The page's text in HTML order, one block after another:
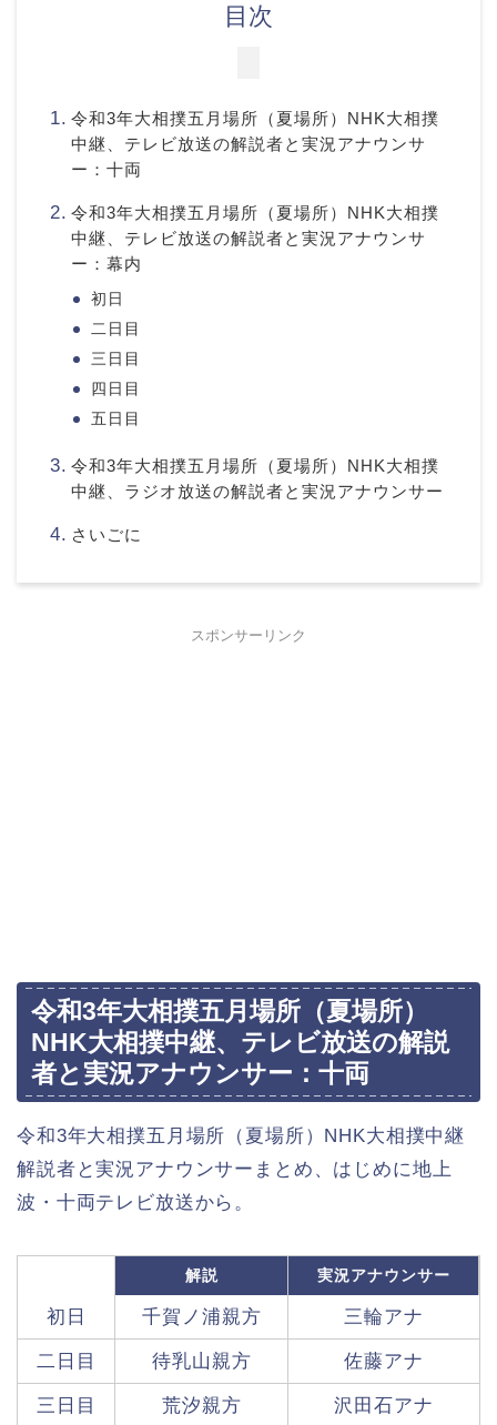
目次
令和3年大相撲五月場所（夏場所）NHK大相撲
中継、テレビ放送の解説者と実況アナウンサ
ー：十両
令和3年大相撲五月場所（夏場所）NHK大相撲
中継、テレビ放送の解説者と実況アナウンサ
ー：幕内
初日
二日目
三日目
四日目
五日目
令和3年大相撲五月場所（夏場所）NHK大相撲
中継、ラジオ放送の解説者と実況アナウンサー
さいごに
スポンサーリンク
令和3年大相撲五月場所（夏場所）
NHK大相撲中継、テレビ放送の解説
者と実況アナウンサー：十両
令和3年大相撲五月場所（夏場所）NHK大相撲中継
解説者と実況アナウンサーまとめ、はじめに地上
波・十両テレビ放送から。
解説 実況アナウンサー
初日 千賀ノ浦親方 三輪アナ
二日目 待乳山親方 佐藤アナ
三日目 荒汐親方 沢田石アナ